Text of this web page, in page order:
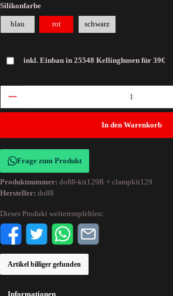
Silikonfarbe
blau rot schwarz
inkl. Einbau in 25548 Kellinghusen für 39€
In den Warenkorb
Frage zum Produkt
Produktnummer: do88-kit129R + clampkit129
Hersteller: do88
Dieses Produkt weiterempfehlen:
Artikel billiger gefunden
Informationen